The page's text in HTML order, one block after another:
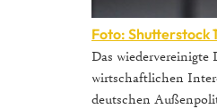
Foto: Shutterstock
Das
wirtschaftlichen
deutschen